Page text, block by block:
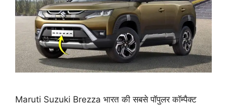
Maruti Suzuki Brezza भारत की सबसे पॉपुलर कॉम्पैक्ट